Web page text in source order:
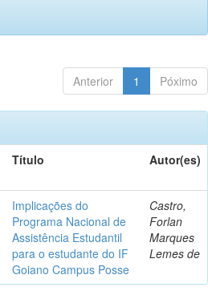
Anterior 1 Póximo
Título Autor(es)
Implicações do
Programa Nacional de
Assistência Estudantil
para o estudante do IF
Goiano Campus Posse
Castro,
Forlan
Marques
Lemes de